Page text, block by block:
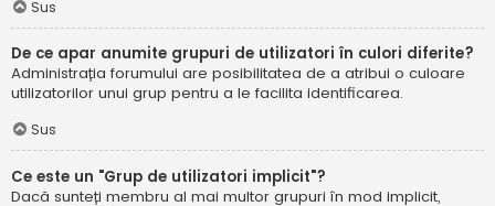
Sus
De ce apar anumite grupuri de utilizatori în culori diferite?
Administrația forumului are posibilitatea de a atribui o culoare
utilizatorilor unui grup pentru a le facilita identificarea.
Sus
Ce este un "Grup de utilizatori implicit"?
Dacă sunteți membru al mai multor grupuri în mod implicit,